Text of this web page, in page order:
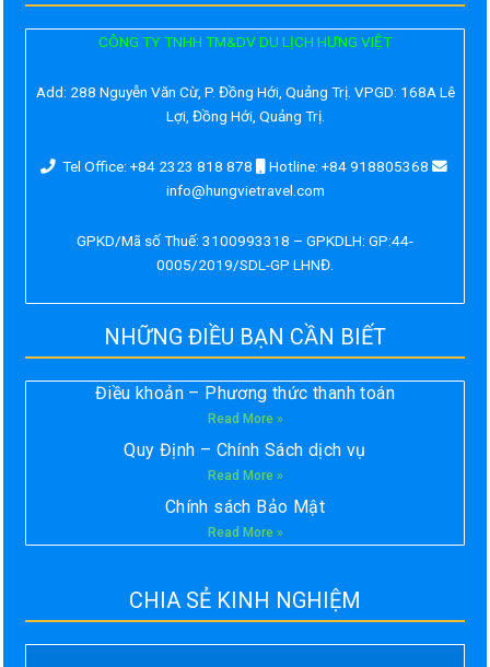
CÔNG TY TNHH TM&DV DU LỊCH HƯNG VIỆT
Add: 288 Nguyễn Văn Cừ, P. Đồng Hới, Quảng Trị. VPGD: 168A Lê
Lợi, Đồng Hới, Quảng Trị.
Tel Office: +84 2323 818 878
Hotline: +84 918805368
info@hungvietravel.com
GPKD/Mã số Thuế: 3100993318 – GPKDLH: GP:44-
0005/2019/SDL-GP LHNĐ.
NHỮNG ĐIỀU BẠN CẦN BIẾT
Điều khoản – Phương thức thanh toán
Read More »
Quy Định – Chính Sách dịch vụ
Read More »
Chính sách Bảo Mật
Read More »
CHIA SẺ KINH NGHIỆM